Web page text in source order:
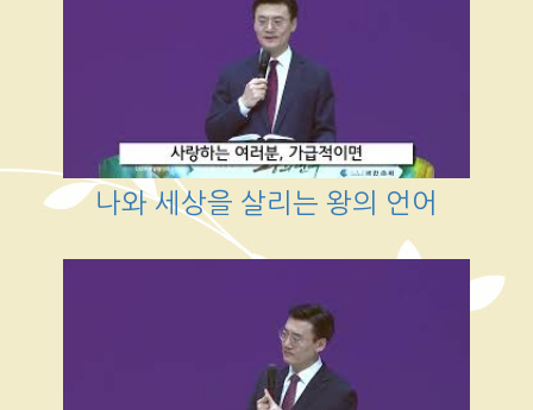
나와 세상을 살리는 왕의 언어